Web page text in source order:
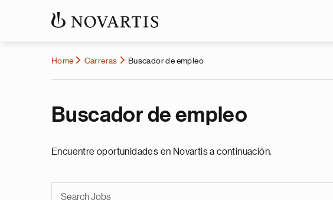
Home Carreras Buscador de empleo
Buscador de empleo
Encuentre oportunidades en Novartis a continuación.